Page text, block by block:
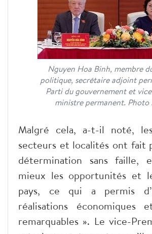
Nguyen Hoa Binh, membre
politique, secrétaire adjoint
Parti du gouvernement et
ministre permanent. Photo
Malgré cela, a-t-il noté,
secteurs et localités ont fait
détermination sans faille,
mieux les opportunités et
pays, ce qui a permis
réalisations économiques
remarquables ». Le vice-